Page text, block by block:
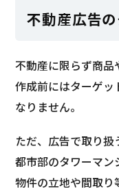
不動産広告
不動産に限らず商
作成前にはターゲ
なりません。
ただ、広告で取り
都市部のタワーマン
物件の立地や間取り